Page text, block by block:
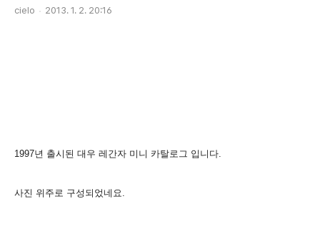
cielo 2013. 1. 2. 20:16
1997년 출시된 대우 레간자 미니 카탈로그 입니다.
사진 위주로 구성되었네요.